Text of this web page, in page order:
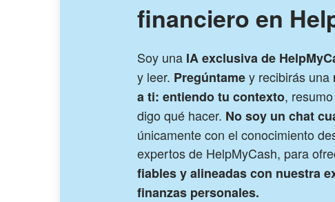
financiero en
Soy una IA exclusiva de
y leer. Pregúntamey recibirás una
a ti: entiendo tu contexto,
digo qué hacer. No soy un chat
únicamente con el conocimiento
expertos de HelpMyCash, para
fiables y alineadas con nuestra
finanzas personales.